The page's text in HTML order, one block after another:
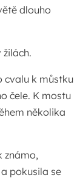
dlouho
žilách.
cvalu k můstku
čele. K mostu
několika
známo,
pokusila se